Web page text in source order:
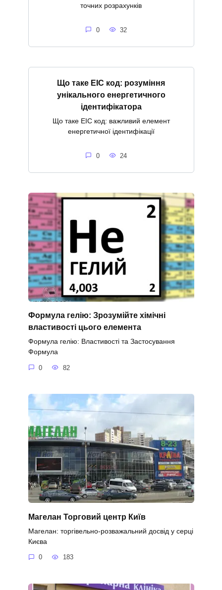
точних розрахунків
0 32
Що таке ЕІС код: розуміння
унікального енергетичного
ідентифікатора
Що таке ЕІС код: важливий елемент
енергетичної ідентифікації
0 24
Формула гелію: Зрозумійте хімічні
властивості цього елемента
Формула гелію: Властивості та Застосування
Формула
0 82
Магелан Торговий центр Київ
Магелан: торгівельно-розважальний досвід у серці
Києва
0 183